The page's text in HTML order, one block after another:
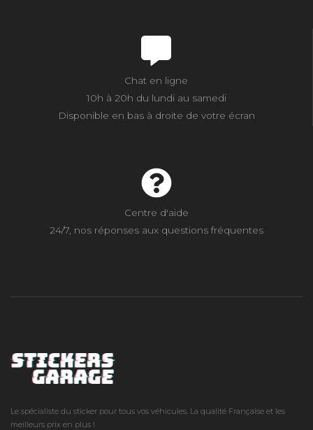
Chat en ligne
10h à 20h du lundi au samedi
Disponible en bas à droite de votre écran
Centre d'aide
24/7, nos réponses aux questions fréquentes
Le spécialiste du sticker pour tous vos véhicules. La qualité Française et les
meilleurs prix en plus !